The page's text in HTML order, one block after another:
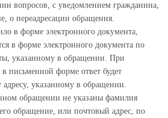
вопросов, с уведомлением гражданина,
о переадресации обращения.
в форме электронного документа,
в форме электронного документа по
указанному в обращении. При
письменной форме ответ будет
указанному в обращении.
обращении не указаны фамилия
обращение, или почтовый адрес, по